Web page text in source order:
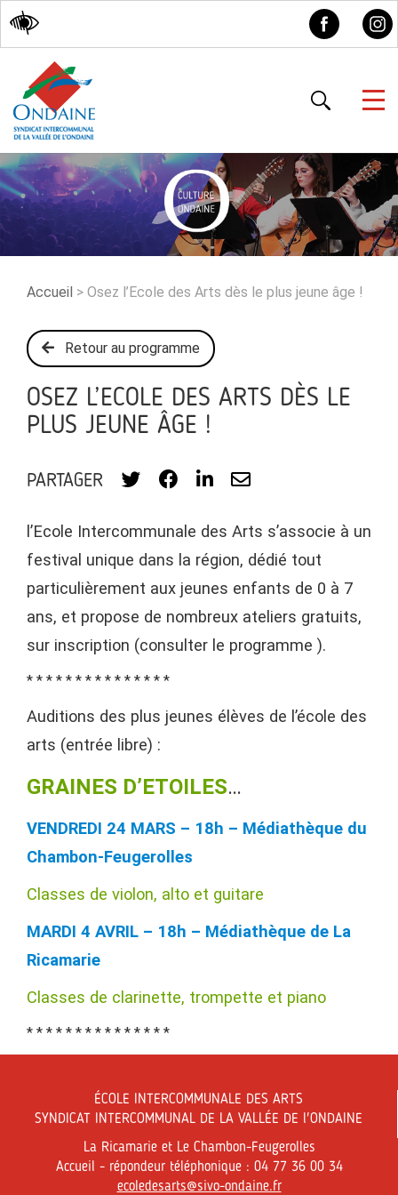
Accessibilité
Accueil > Osez l’Ecole des Arts dès le plus jeune âge !
Retour au programme
OSEZ L’ECOLE DES ARTS DÈS LE
PLUS JEUNE ÂGE !
PARTAGER
l’Ecole Intercommunale des Arts s’associe à un
festival unique dans la région, dédié tout
particulièrement aux jeunes enfants de 0 à 7
ans, et propose de nombreux ateliers gratuits,
sur inscription (consulter le programme ).
* * * * * * * * * * * * * * *
Auditions des plus jeunes élèves de l’école des
arts (entrée libre) :
GRAINES D’ETOILES…
VENDREDI 24 MARS – 18h – Médiathèque du
Chambon-Feugerolles
Classes de violon, alto et guitare
MARDI 4 AVRIL – 18h – Médiathèque de La
Ricamarie
Classes de clarinette, trompette et piano
* * * * * * * * * * * * * * *
ÉCOLE INTERCOMMUNALE DES ARTS
SYNDICAT INTERCOMMUNAL DE LA VALLÉE DE l'ONDAINE
La Ricamarie et Le Chambon-Feugerolles
Accueil - répondeur téléphonique : 04 77 36 00 34
ecoledesarts@sivo-ondaine.fr